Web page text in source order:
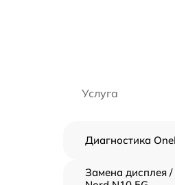
Услуга
Диагностика
Замена дисплея